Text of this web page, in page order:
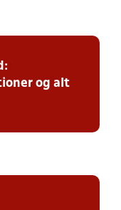
og alt